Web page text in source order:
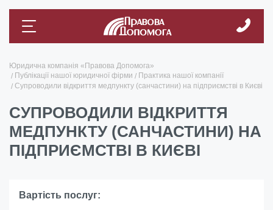
Юридична компанія «Правова Допомога»
Публікації нашої юридичної фірми
Практика нашої компанії
Супроводили відкриття медпункту (санчастини) на підприємстві в Києві
СУПРОВОДИЛИ ВІДКРИТТЯ
МЕДПУНКТУ (САНЧАСТИНИ) НА
ПІДПРИЄМСТВІ В КИЄВІ
Вартість послуг: